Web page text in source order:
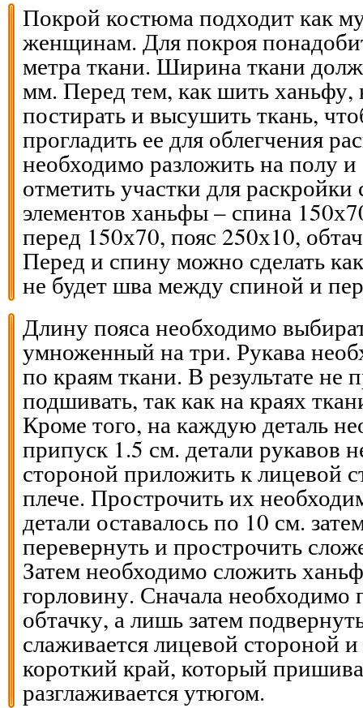
Покрой костюма подходит как
женщинам. Для покроя
метра ткани. Ширина ткани
мм. Перед тем, как шить ханьфу,
постирать и высушить ткань,
прогладить ее для облегчения
необходимо разложить на полу
отметить участки для
элементов ханьфы – спина
перед 150х70, пояс 250х10,
Перед и спину можно сделать
не будет шва между спиной и
Длину пояса необходимо
умноженный на три. Рукава
по краям ткани. В результате не
подшивать, так как на краях
Кроме того, на каждую деталь
припуск 1.5 см. детали рукавов
стороной приложить к лицевой
плече. Прострочить их
детали оставалось по 10 см.
перевернуть и прострочить
Затем необходимо сложить
горловину. Сначала необходимо
обтачку, а лишь затем
слаживается лицевой стороной и
короткий край, который
разглаживается утюгом.